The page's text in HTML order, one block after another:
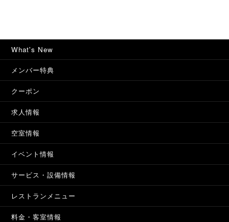
What's New
メンバー特典
クーポン
求人情報
空室情報
イベント情報
サービス・設備情報
レストランメニュー
料金・客室情報